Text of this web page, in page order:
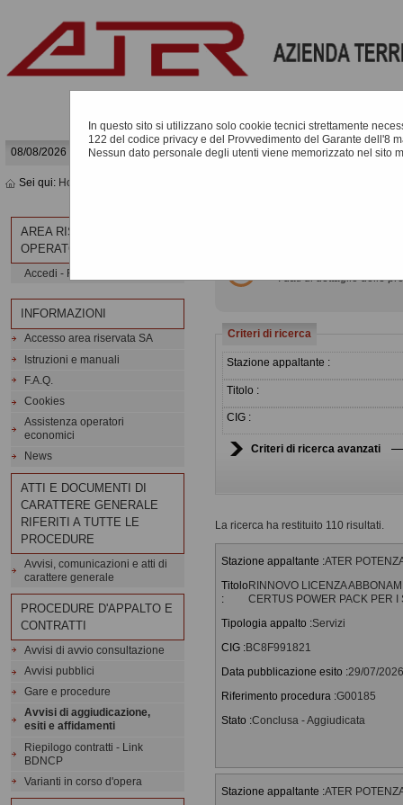
08/08/2026 18:44
Sei qui: Home
In questo sito si utilizzano solo cookie tecnici strettamente
122 del codice privacy e del Provvedimento del Garante dell'8
Nessun dato personale degli utenti viene memorizzato nel sito
I dati di dettaglio delle
Criteri di ricerca
Stazione appaltante :
Titolo :
CIG :
Criteri di ricerca avanzati
La ricerca ha restituito 110 risultati.
Stazione appaltante :ATER
Titolo
:
RINNOVO LICENZA
CERTUS POWER PACK PER
Tipologia appalto :Servizi
CIG :BC8F991821
Data pubblicazione esito :29/07/2026
Riferimento procedura :G00185
Stato :Conclusa - Aggiudicata
Stazione appaltante :ATER
AREA RISERVATA
OPERATORE ECONOMICO
Accedi - Registrati
INFORMAZIONI
Accesso area riservata SA
Istruzioni e manuali
F.A.Q.
Cookies
Assistenza operatori
economici
News
ATTI E DOCUMENTI DI
CARATTERE GENERALE
RIFERITI A TUTTE LE
PROCEDURE
Avvisi, comunicazioni e atti di
carattere generale
PROCEDURE D'APPALTO E
CONTRATTI
Avvisi di avvio consultazione
Avvisi pubblici
Gare e procedure
Avvisi di aggiudicazione,
esiti e affidamenti
Riepilogo contratti - Link
BDNCP
Varianti in corso d'opera